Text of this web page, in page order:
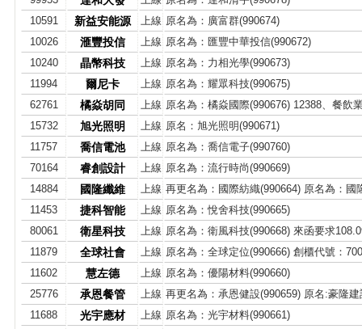
10591
新益安能源 上線 原名為：廣富群(990674)
10026
滙豐投信 上線 原名為：匯豐中華投信(990672)
10240
晶幣科技 上線 原名為：力相光學(990673)
11994
爾尼卡 上線 原名為：耀眾科技(990675)
62761
橘焱胡同 上線 原名為：橘焱國際(990676) 12388、餐飲
15732
旭光照明 上線 原名：旭光照明(990671)
11757
喬信電池 上線 原名為：喬信電子(990760)
70164
睿創設計 上線 原名為：流行時尚(990669)
14884
國隆纖維 上線 再更名為：國際紡織(990664) 原名為：國
11453
捷科智能 上線 原名為：悅舍科技(990665)
80061
衛星科技 上線 原名為：衛風科技(990668) 來函要求
11879
全球社會 上線 原名為：全球定位(990666) 創櫃代號：
11602
慧左德 上線 原名為：優陽材料(990660)
25776
承恩餐管 上線 再更名為：承恩健設(990659) 原名:豪隆建
11688
光宇應材 上線 原名為：光宇材料(990661)